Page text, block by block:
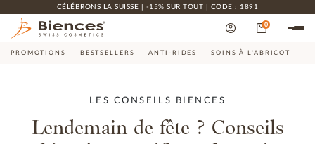
CÉLÉBRONS LA SUISSE | -15% SUR TOUT | CODE : 1891
0
PROMOTIONS BESTSELLERS ANTI-RIDES SOINS À L'ABRICOT
LES CONSEILS BIENCES
Lendemain de fête ? Conseils